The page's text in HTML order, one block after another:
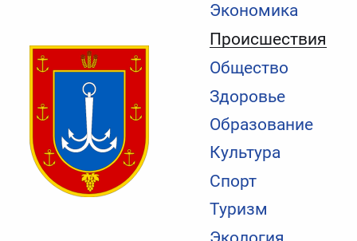
Экономика
Происшествия
Общество
Здоровье
Образование
Культура
Спорт
Туризм